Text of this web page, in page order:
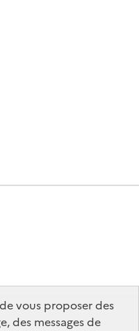
vous proposer des
des messages de